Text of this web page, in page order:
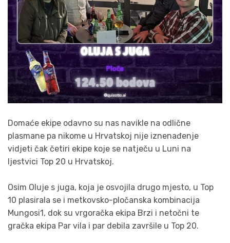
Domaće ekipe odavno su nas navikle na odlične
plasmane pa nikome u Hrvatskoj nije iznenađenje
vidjeti čak četiri ekipe koje se natječu u Luni na
ljestvici Top 20 u Hrvatskoj.
Osim Oluje s juga, koja je osvojila drugo mjesto, u Top
10 plasirala se i metkovsko-pločanska kombinacija
Mungosi1, dok su vrgoračka ekipa Brzi i netočni te
gračka ekipa Par vila i par debila završile u Top 20.